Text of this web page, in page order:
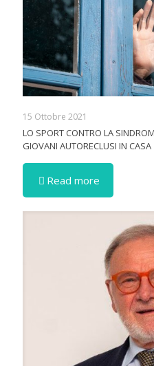
15 Ottobre 2021
LO SPORT CONTRO LA
GIOVANI AUTORECLUSI IN CASA
Read more